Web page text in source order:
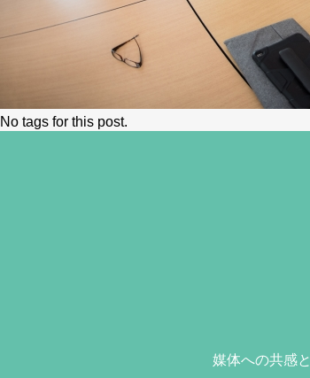
No tags for this post.
媒体への共感